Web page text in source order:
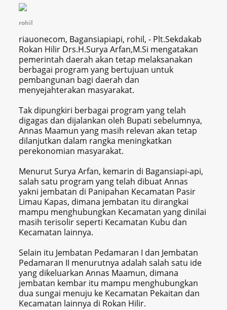
rohil
riauonecom, Bagansiapiapi, rohil, - Plt.Sekdakab
Rokan Hilir Drs.H.Surya Arfan,M.Si mengatakan
pemerintah daerah akan tetap melaksanakan
berbagai program yang bertujuan untuk
pembangunan bagi daerah dan
menyejahterakan masyarakat.
Tak dipungkiri berbagai program yang telah
digagas dan dijalankan oleh Bupati sebelumnya,
Annas Maamun yang masih relevan akan tetap
dilanjutkan dalam rangka meningkatkan
perekonomian masyarakat.
Menurut Surya Arfan, kemarin di Bagansiapi-api,
salah satu program yang telah dibuat Annas
yakni jembatan di Panipahan Kecamatan Pasir
Limau Kapas, dimana jembatan itu dirangkai
mampu menghubungkan Kecamatan yang dinilai
masih terisolir seperti Kecamatan Kubu dan
Kecamatan lainnya.
Selain itu Jembatan Pedamaran I dan Jembatan
Pedamaran II menurutnya adalah salah satu ide
yang dikeluarkan Annas Maamun, dimana
jembatan kembar itu mampu menghubungkan
dua sungai menuju ke Kecamatan Pekaitan dan
Kecamatan lainnya di Rokan Hilir.